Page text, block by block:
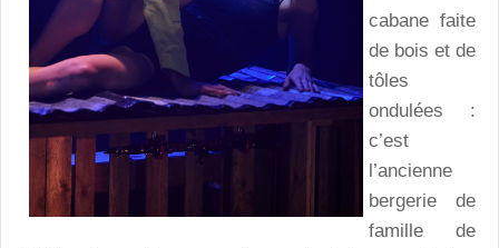
cabane faite
de bois et de
tôles
ondulées :
c’est
l’ancienne
bergerie de
famille de